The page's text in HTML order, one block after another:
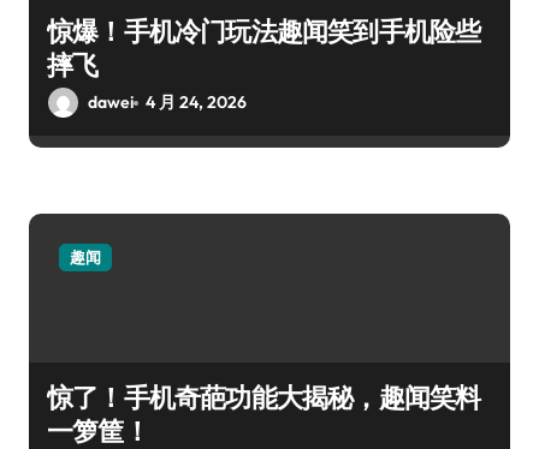
惊爆！手机冷门玩法趣闻笑到手机险些
摔飞
dawei 4 月 24, 2026
趣闻
惊了！手机奇葩功能大揭秘，趣闻笑料
一箩筐！